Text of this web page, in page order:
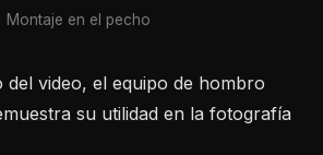
Montaje en el pecho
del video, el equipo de hombro
su utilidad en la fotografía